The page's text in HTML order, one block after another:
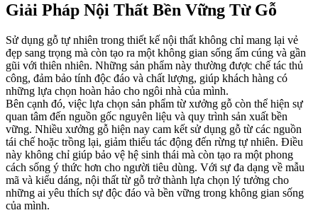
Giải Pháp Nội Thất Bền Vững Từ Gỗ
Sử dụng gỗ tự nhiên trong thiết kế nội thất không chỉ mang lại vẻ
đẹp sang trọng mà còn tạo ra một không gian sống ấm cúng và gần
gũi với thiên nhiên. Những sản phẩm này thường được chế tác thủ
công, đảm bảo tính độc đáo và chất lượng, giúp khách hàng có
những lựa chọn hoàn hảo cho ngôi nhà của mình.
Bên cạnh đó, việc lựa chọn sản phẩm từ xưởng gỗ còn thể hiện sự
quan tâm đến nguồn gốc nguyên liệu và quy trình sản xuất bền
vững. Nhiều xưởng gỗ hiện nay cam kết sử dụng gỗ từ các nguồn
tái chế hoặc trồng lại, giảm thiểu tác động đến rừng tự nhiên. Điều
này không chỉ giúp bảo vệ hệ sinh thái mà còn tạo ra một phong
cách sống ý thức hơn cho người tiêu dùng. Với sự đa dạng về mẫu
mã và kiểu dáng, nội thất từ gỗ trở thành lựa chọn lý tưởng cho
những ai yêu thích sự độc đáo và bền vững trong không gian sống
của mình.